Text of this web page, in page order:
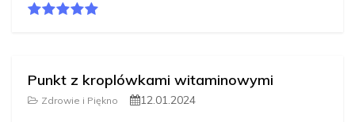
Punkt z kroplówkami witaminowymi
Zdrowie i Piękno 12.01.2024